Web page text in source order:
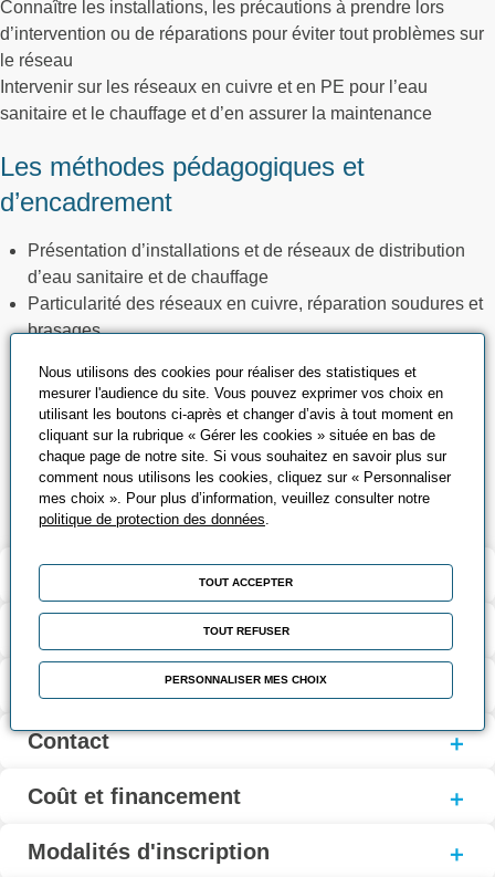
Connaître les installations, les précautions à prendre lors
d’intervention ou de réparations pour éviter tout problèmes sur
le réseau
Intervenir sur les réseaux en cuivre et en PE pour l’eau
sanitaire et le chauffage et d’en assurer la maintenance
Les méthodes pédagogiques et
d’encadrement
Présentation d’installations et de réseaux de distribution
d’eau sanitaire et de chauffage
Particularité des réseaux en cuivre, réparation soudures et
brasages
liaisons avec le cuivre
Exercices pratiques, tests et échange d’expérience
Visite d’installation du site, photos
Vidéo projection
Documentation
Validation et certification
Contenu de la formation
Modalités d’évaluation
Contact
Coût et financement
Modalités d'inscription
Nous utilisons des cookies pour réaliser des statistiques et
mesurer l'audience du site. Vous pouvez exprimer vos choix en
utilisant les boutons ci-après et changer d’avis à tout moment en
cliquant sur la rubrique « Gérer les cookies » située en bas de
chaque page de notre site. Si vous souhaitez en savoir plus sur
comment nous utilisons les cookies, cliquez sur « Personnaliser
mes choix ». Pour plus d’information, veuillez consulter notre
politique de protection des données
TOUT ACCEPTER
TOUT REFUSER
PERSONNALISER MES CHOIX